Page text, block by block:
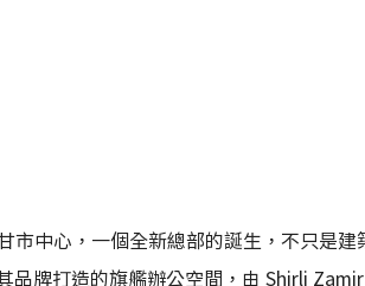
市中心，一個全新總部的誕生，不只是
品牌打造的旗艦辦公空間，由 Shirli